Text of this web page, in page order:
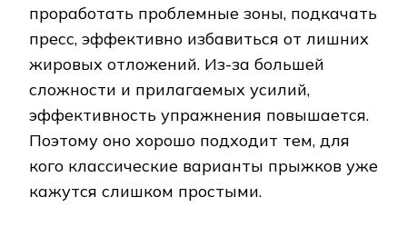
проработать проблемные зоны, подкачать
пресс, эффективно избавиться от лишних
жировых отложений. Из-за большей
сложности и прилагаемых усилий,
эффективность упражнения повышается.
Поэтому оно хорошо подходит тем, для
кого классические варианты прыжков уже
кажутся слишком простыми.